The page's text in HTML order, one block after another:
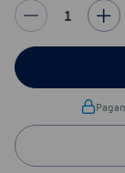
1